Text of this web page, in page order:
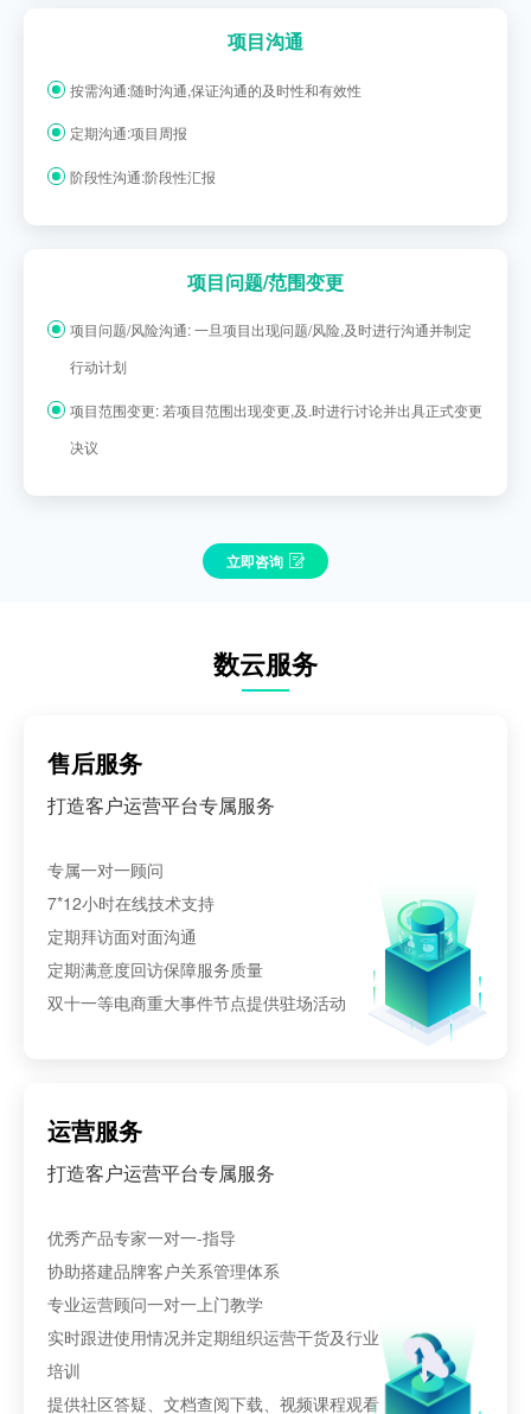
项目沟通
按需沟通:随时沟通,保证沟通的及时性和有效性
定期沟通:项目周报
阶段性沟通:阶段性汇报
项目问题/范围变更
项目问题/风险沟通: 一旦项目出现问题/风险,及时进行沟通并制定
行动计划
项目范围变更: 若项目范围出现变更,及.时进行讨论并出具正式变更
决议
立即咨询
数云服务
售后服务
打造客户运营平台专属服务
专属一对一顾问
7*12小时在线技术支持
定期拜访面对面沟通
定期满意度回访保障服务质量
双十一等电商重大事件节点提供驻场活动
运营服务
打造客户运营平台专属服务
优秀产品专家一对一-指导
协助搭建品牌客户关系管理体系
专业运营顾问一对一上门教学
实时跟进使用情况并定期组织运营干货及行业
培训
提供社区答疑、文档查阅下载、视频课程观看